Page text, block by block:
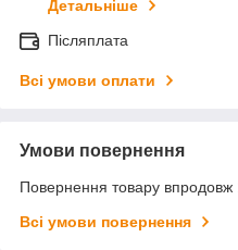
Детальніше
Післяплата
Всі умови оплати
Умови повернення
Повернення товару впродовж
Всі умови повернення